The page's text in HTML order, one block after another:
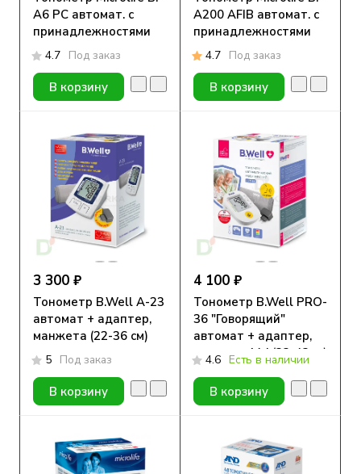
A6 PC автомат. с
принадлежностями
4.7 Под заказ
В корзину
A200 AFIB автомат. с
принадлежностями
4.7 Под заказ
В корзину
3 300 ₽
Тонометр B.Well А-23
автомат + адаптер,
манжета (22-36 см)
5 Под заказ
В корзину
4 100 ₽
Тонометр B.Well PRO-
36 "Говорящий"
автомат + адаптер,
манжета M-L(22-42см)
4.6 Есть в наличии
В корзину